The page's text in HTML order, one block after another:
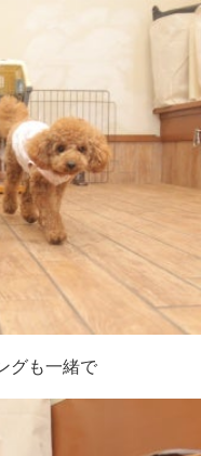
グも一緒で